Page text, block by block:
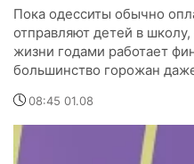
Пока одесситы обычно
отправляют детей в
жизни годами работает
большинство горожан
08:45 01.08